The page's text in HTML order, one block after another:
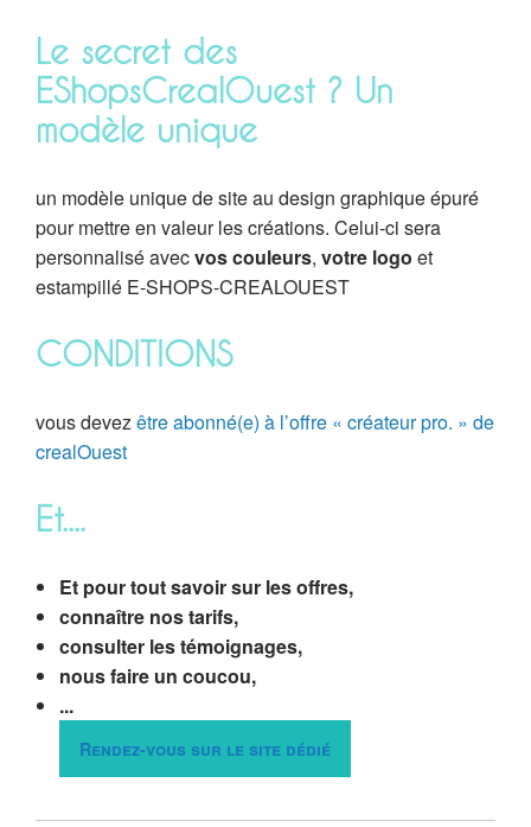
Le secret des
EShopsCrealOuest ? Un
modèle unique
un modèle unique de site au design graphique épuré
pour mettre en valeur les créations. Celui-ci sera
personnalisé avecvos couleurs, votre logo et
estampillé E-SHOPS-CREALOUEST
CONDITIONS
vous devezêtre abonné(e) à l’offre « créateur pro. » de
crealOuest
Et....
Et pour tout savoir sur les offres,
connaître nos tarifs,
consulter les témoignages,
nous faire un coucou,
...
Rendez-vous sur le site dédié